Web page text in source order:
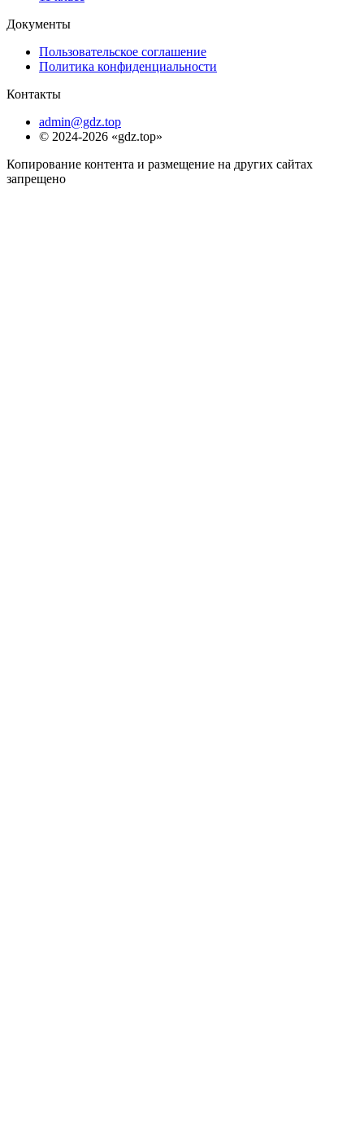
Документы
Пользовательское соглашение
Политика конфиденциальности
Контакты
admin@gdz.top
© 2024-2026 «gdz.top»
Копирование контента и размещение на других сайтах
запрещено